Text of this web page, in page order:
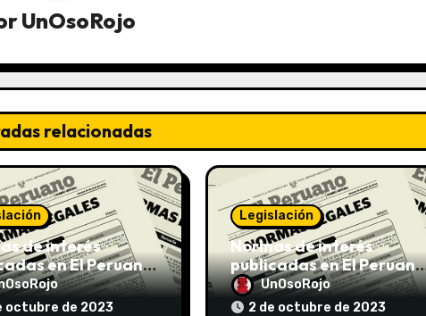
UnOsoRojo
relacionadas
de interés
en El Peruano
2023
octubre de 2023
Legislación
Normas de interés
publicadas en El Peruano
el 02/10/2023
UnOsoRojo
2 de octubre de 2023